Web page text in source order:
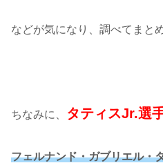
などが気になり、調べてまと
ちなみに、 タティスJr.選
フェルナンド・ガブリエル・